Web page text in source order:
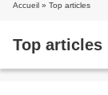
Accueil » Top articles
Top articles